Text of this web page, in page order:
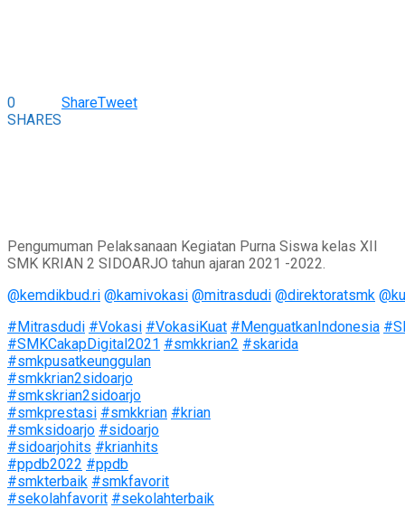
0
SHARES
ShareTweet
Pengumuman Pelaksanaan Kegiatan Purna Siswa kelas XII
SMK KRIAN 2 SIDOARJO tahun ajaran 2021 -2022.
@kemdikbud.ri @kamivokasi @mitrasdudi @direktoratsmk
#Mitrasdudi #Vokasi #VokasiKuat #MenguatkanIndonesia
#SMKCakapDigital2021 #smkkrian2 #skarida
#smkpusatkeunggulan
#smkkrian2sidoarjo
#smkskrian2sidoarjo
#smkprestasi #smkkrian #krian
#smksidoarjo #sidoarjo
#sidoarjohits #krianhits
#ppdb2022 #ppdb
#smkterbaik #smkfavorit
#sekolahfavorit #sekolahterbaik